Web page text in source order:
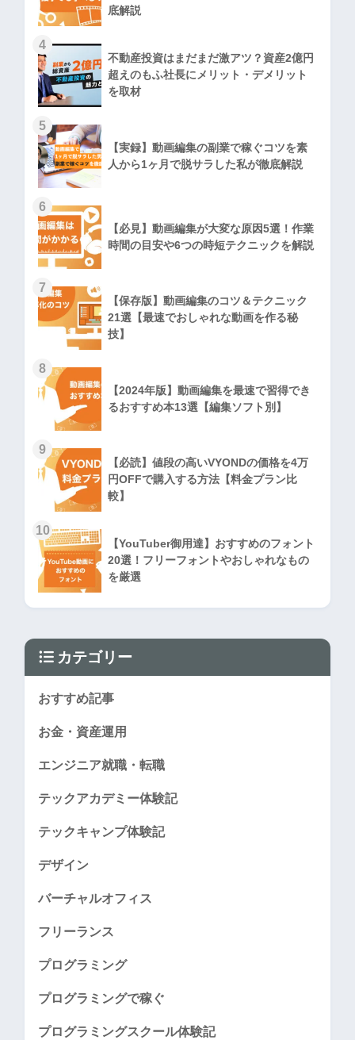
底解説
4
不動産投資はまだまだ激アツ？資産2億円
超えのもふ社長にメリット・デメリット
を取材
5
【実録】動画編集の副業で稼ぐコツを素
人から1ヶ月で脱サラした私が徹底解説
6
【必見】動画編集が大変な原因5選！作業
時間の目安や6つの時短テクニックを解説
7
【保存版】動画編集のコツ＆テクニック
21選【最速でおしゃれな動画を作る秘
技】
8
【2024年版】動画編集を最速で習得でき
るおすすめ本13選【編集ソフト別】
9
【必読】値段の高いVYONDの価格を4万
円OFFで購入する方法【料金プラン比
較】
10
【YouTuber御用達】おすすめのフォント
20選！フリーフォントやおしゃれなもの
を厳選
カテゴリー
おすすめ記事
お金・資産運用
エンジニア就職・転職
テックアカデミー体験記
テックキャンプ体験記
デザイン
バーチャルオフィス
フリーランス
プログラミング
プログラミングで稼ぐ
プログラミングスクール体験記